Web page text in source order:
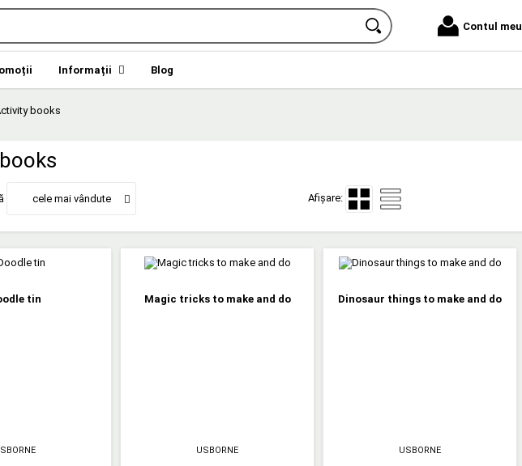
Contul meu
Informații Blog
books
cele mai vândute Afișare:
tin Magic tricks to make and do
USBORNE
Dinosaur things to make and do
USBORNE